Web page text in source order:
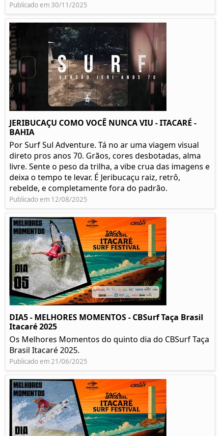
Publicado em 30/11/2025
JERIBUCAÇU COMO VOCÊ NUNCA VIU - ITACARÉ -
BAHIA
Por Surf Sul Adventure. Tá no ar uma viagem visual
direto pros anos 70. Grãos, cores desbotadas, alma
livre. Sente o peso da trilha, a vibe crua das imagens e
deixa o tempo te levar. É Jeribucaçu raiz, retrô,
rebelde, e completamente fora do padrão.
Publicado em 12/08/2025
DIA5 - MELHORES MOMENTOS - CBSurf Taça Brasil
Itacaré 2025
Os Melhores Momentos do quinto dia do CBSurf Taça
Brasil Itacaré 2025.
Publicado em 21/06/2025